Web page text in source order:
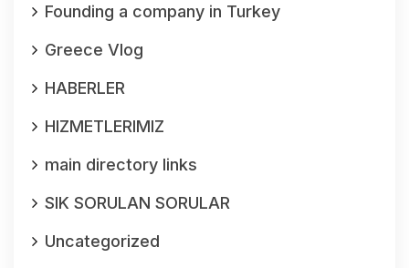
Founding a company in Turkey
Greece Vlog
HABERLER
HIZMETLERIMIZ
main directory links
SIK SORULAN SORULAR
Uncategorized